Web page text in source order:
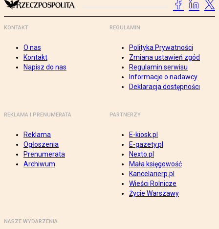
KONTAKT
O nas
Kontakt
Napisz do nas
REGULAMIN
Polityka Prywatności
Zmiana ustawień zgód
Regulamin serwisu
Informacje o nadawcy
Deklaracja dostępności
REKLAMA I PRENUMERATA
Reklama
Ogłoszenia
Prenumerata
Archiwum
PARTNERZY
E-kiosk.pl
E-gazety.pl
Nexto.pl
Mała księgowość
Kancelarierp.pl
Wieści Rolnicze
Życie Warszawy
NASZE WYDARZENIA